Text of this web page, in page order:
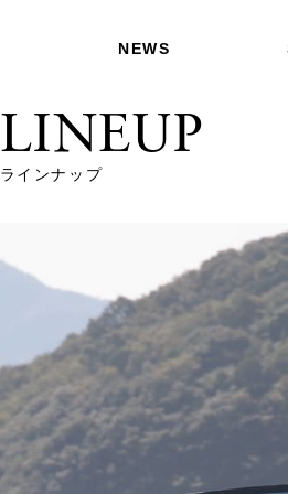
NEWS
LINEUP
ラインナップ